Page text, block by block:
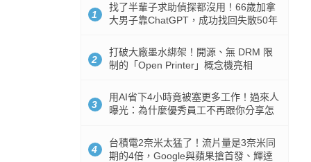
1
找了半輩子求助偵探都沒用！66歲加拿
大男子靠ChatGPT，成功找回失散50年
2
打破大廠墨水綁架！開源、無 DRM 限
制的「Open Printer」概念機亮相
3
用AI省下4小時竟被塞更多工作！過來人
曝光：為什麼優秀員工不再跟你分享怎
4
台積電2奈米太猛了！流片量是3奈米同
期的4倍，Google與蘋果搶首發、輝達